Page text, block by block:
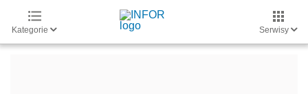
Kategorie Serwisy